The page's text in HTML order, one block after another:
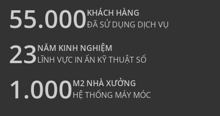
55.000KHÁCH HÀNG
ĐÃ SỬ DỤNG DỊCH VỤ
23NĂM KINH NGHIỆM
LĨNH VỰC IN ẤN KỸ THUẬT SỐ
1.000M2 NHÀ XƯỞNG
HỆ THỐNG MÁY MÓC